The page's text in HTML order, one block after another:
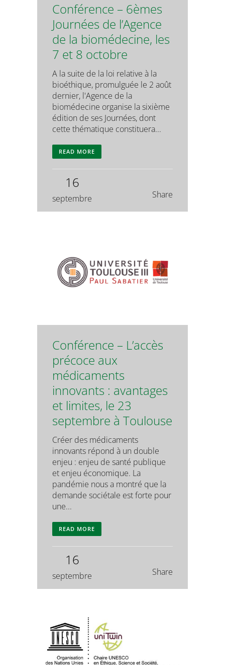
Conférence – 6èmes
Journées de l’Agence
de la biomédecine, les
7 et 8 octobre
A la suite de la loi relative à la
bioéthique, promulguée le 2 août
dernier, l'Agence de la
biomédecine organise la sixième
édition de ses Journées, dont
cette thématique constituera...
READ MORE
16
septembre Share
Conférence – L’accès
précoce aux
médicaments
innovants : avantages
et limites, le 23
septembre à Toulouse
Créer des médicaments
innovants répond à un double
enjeu : enjeu de santé publique
et enjeu économique. La
pandémie nous a montré que la
demande sociétale est forte pour
une...
READ MORE
16
septembre Share